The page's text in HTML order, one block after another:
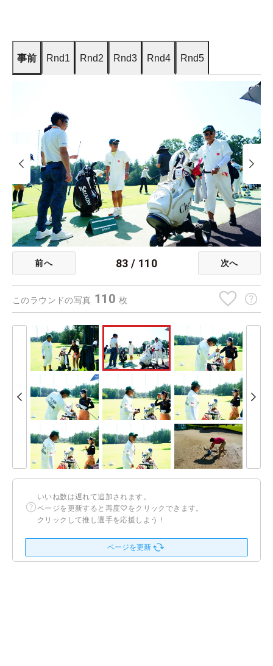
事前 Rnd1 Rnd2 Rnd3 Rnd4 Rnd5
前へ 83 / 110 次へ
このラウンドの写真 110 枚
いいね数は遅れて追加されます。
ページを更新すると再度♡をクリックできます。
クリックして推し選手を応援しよう！
ページを更新